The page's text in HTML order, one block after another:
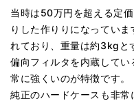
当時は50万円を超える定
りした作りりになってい
れており、重量は約3kgと
偏向フィルタを内蔵して
常に強くいのが特徴です。
純正のハードケースも非常